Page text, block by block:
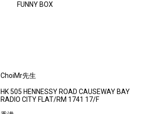
FUNNY BOX
ChoiMr先生
HK 505 HENNESSY ROAD CAUSEWAY BAY
RADIO CITY FLAT/RM 1741 17/F